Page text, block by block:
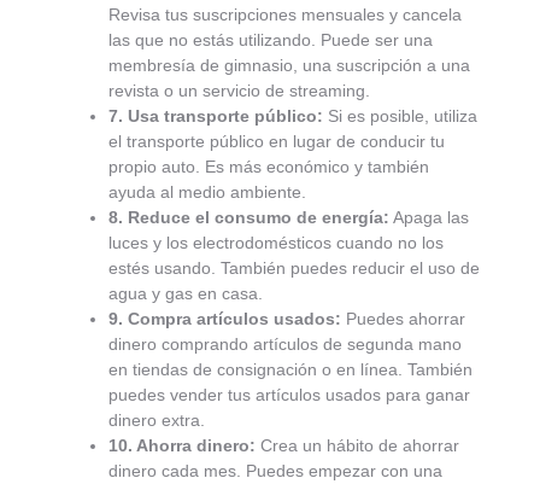
Revisa tus suscripciones mensuales y cancela
las que no estás utilizando. Puede ser una
membresía de gimnasio, una suscripción a una
revista o un servicio de streaming.
7. Usa transporte público: Si es posible, utiliza
el transporte público en lugar de conducir tu
propio auto. Es más económico y también
ayuda al medio ambiente.
8. Reduce el consumo de energía: Apaga las
luces y los electrodomésticos cuando no los
estés usando. También puedes reducir el uso de
agua y gas en casa.
9. Compra artículos usados: Puedes ahorrar
dinero comprando artículos de segunda mano
en tiendas de consignación o en línea. También
puedes vender tus artículos usados para ganar
dinero extra.
10. Ahorra dinero: Crea un hábito de ahorrar
dinero cada mes. Puedes empezar con una